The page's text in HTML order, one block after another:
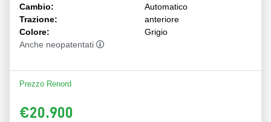
Cambio:
Automatico
Trazione:
anteriore
Colore:
Grigio
Anche neopatentati
Prezzo Renord
€20.900